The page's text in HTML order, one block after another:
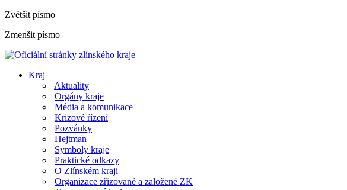
Zvětšit písmo
Zmenšit písmo
Kraj
Aktuality
Orgány kraje
Média a komunikace
Krizové řízení
Pozvánky
Hejtman
Symboly kraje
Praktické odkazy
O Zlínském kraji
Organizace zřizované a založené ZK